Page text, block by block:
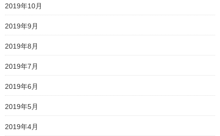
2019年10月
2019年9月
2019年8月
2019年7月
2019年6月
2019年5月
2019年4月